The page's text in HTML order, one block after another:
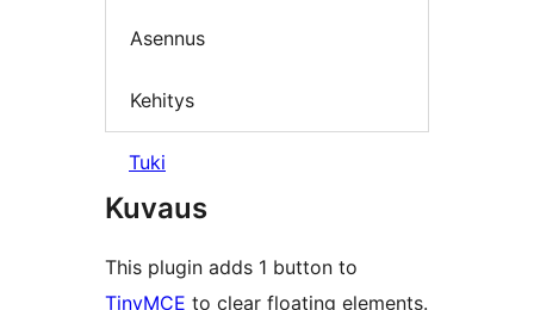
Asennus
Kehitys
Tuki
Kuvaus
This plugin adds 1 button to
TinyMCE to clear floating elements.